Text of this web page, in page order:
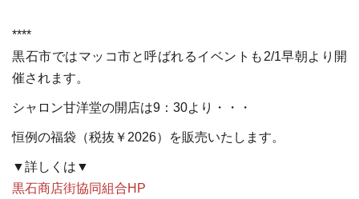
****
黒石市ではマッコ市と呼ばれるイベントも2/1早朝より開
催されます。
シャロン甘洋堂の開店は9：30より・・・
恒例の福袋（税抜￥2026）を販売いたします。
▼詳しくは▼
黒石商店街協同組合HP